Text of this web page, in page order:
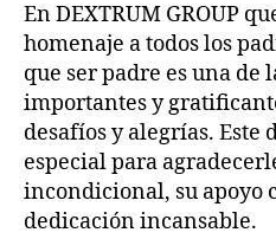
En DEXTRUM GROUP
homenaje a todos los
que ser padre es una de
importantes y
desafíos y alegrías. Este
especial para
incondicional, su apoyo
dedicación incansable.